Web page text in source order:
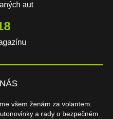
aut
všem ženám za volantem.
a rady o bezpečném